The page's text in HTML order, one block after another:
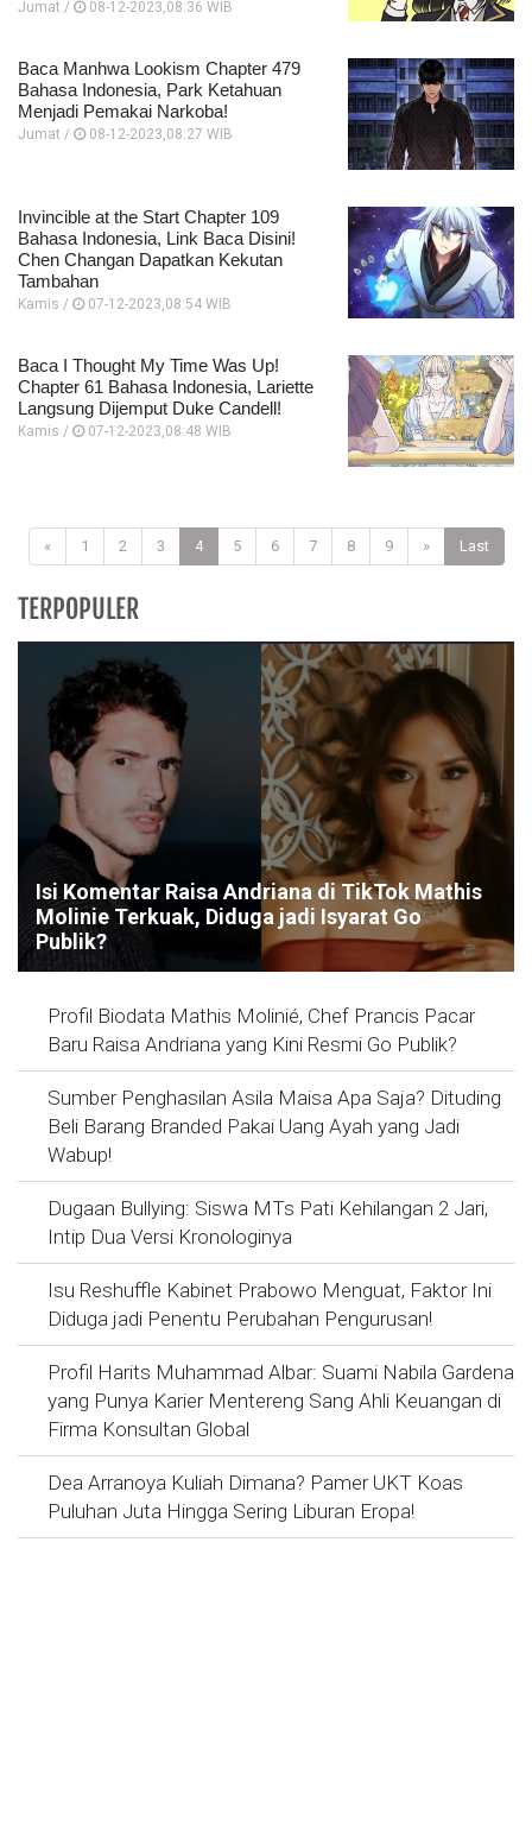
Jumat / 08-12-2023,08:36 WIB
Baca Manhwa Lookism Chapter 479
Bahasa Indonesia, Park Ketahuan
Menjadi Pemakai Narkoba!
Jumat / 08-12-2023,08:27 WIB
Invincible at the Start Chapter 109
Bahasa Indonesia, Link Baca Disini!
Chen Changan Dapatkan Kekutan
Tambahan
Kamis / 07-12-2023,08:54 WIB
Baca I Thought My Time Was Up!
Chapter 61 Bahasa Indonesia, Lariette
Langsung Dijemput Duke Candell!
Kamis / 07-12-2023,08:48 WIB
« 1 2 3 4 5 6 7 8 9 » Last
TERPOPULER
Isi Komentar Raisa Andriana di TikTok Mathis
Molinie Terkuak, Diduga jadi Isyarat Go
Publik?
Profil Biodata Mathis Molinié, Chef Prancis Pacar
Baru Raisa Andriana yang Kini Resmi Go Publik?
Sumber Penghasilan Asila Maisa Apa Saja? Dituding
Beli Barang Branded Pakai Uang Ayah yang Jadi
Wabup!
Dugaan Bullying: Siswa MTs Pati Kehilangan 2 Jari,
Intip Dua Versi Kronologinya
Isu Reshuffle Kabinet Prabowo Menguat, Faktor Ini
Diduga jadi Penentu Perubahan Pengurusan!
Profil Harits Muhammad Albar: Suami Nabila Gardena
yang Punya Karier Mentereng Sang Ahli Keuangan di
Firma Konsultan Global
Dea Arranoya Kuliah Dimana? Pamer UKT Koas
Puluhan Juta Hingga Sering Liburan Eropa!